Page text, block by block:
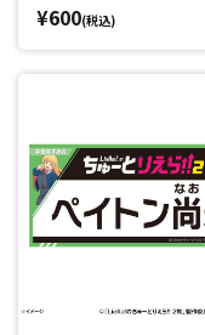
¥600(税込)